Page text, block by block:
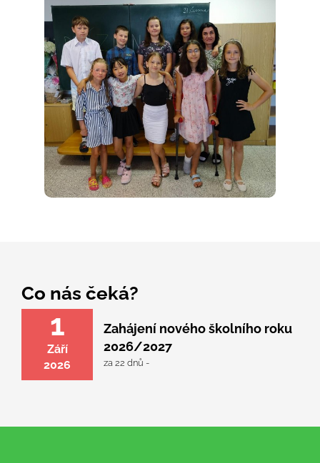
Co nás čeká?
1
Září
2026
Zahájení nového školního roku
2026/2027
za 22 dnů -